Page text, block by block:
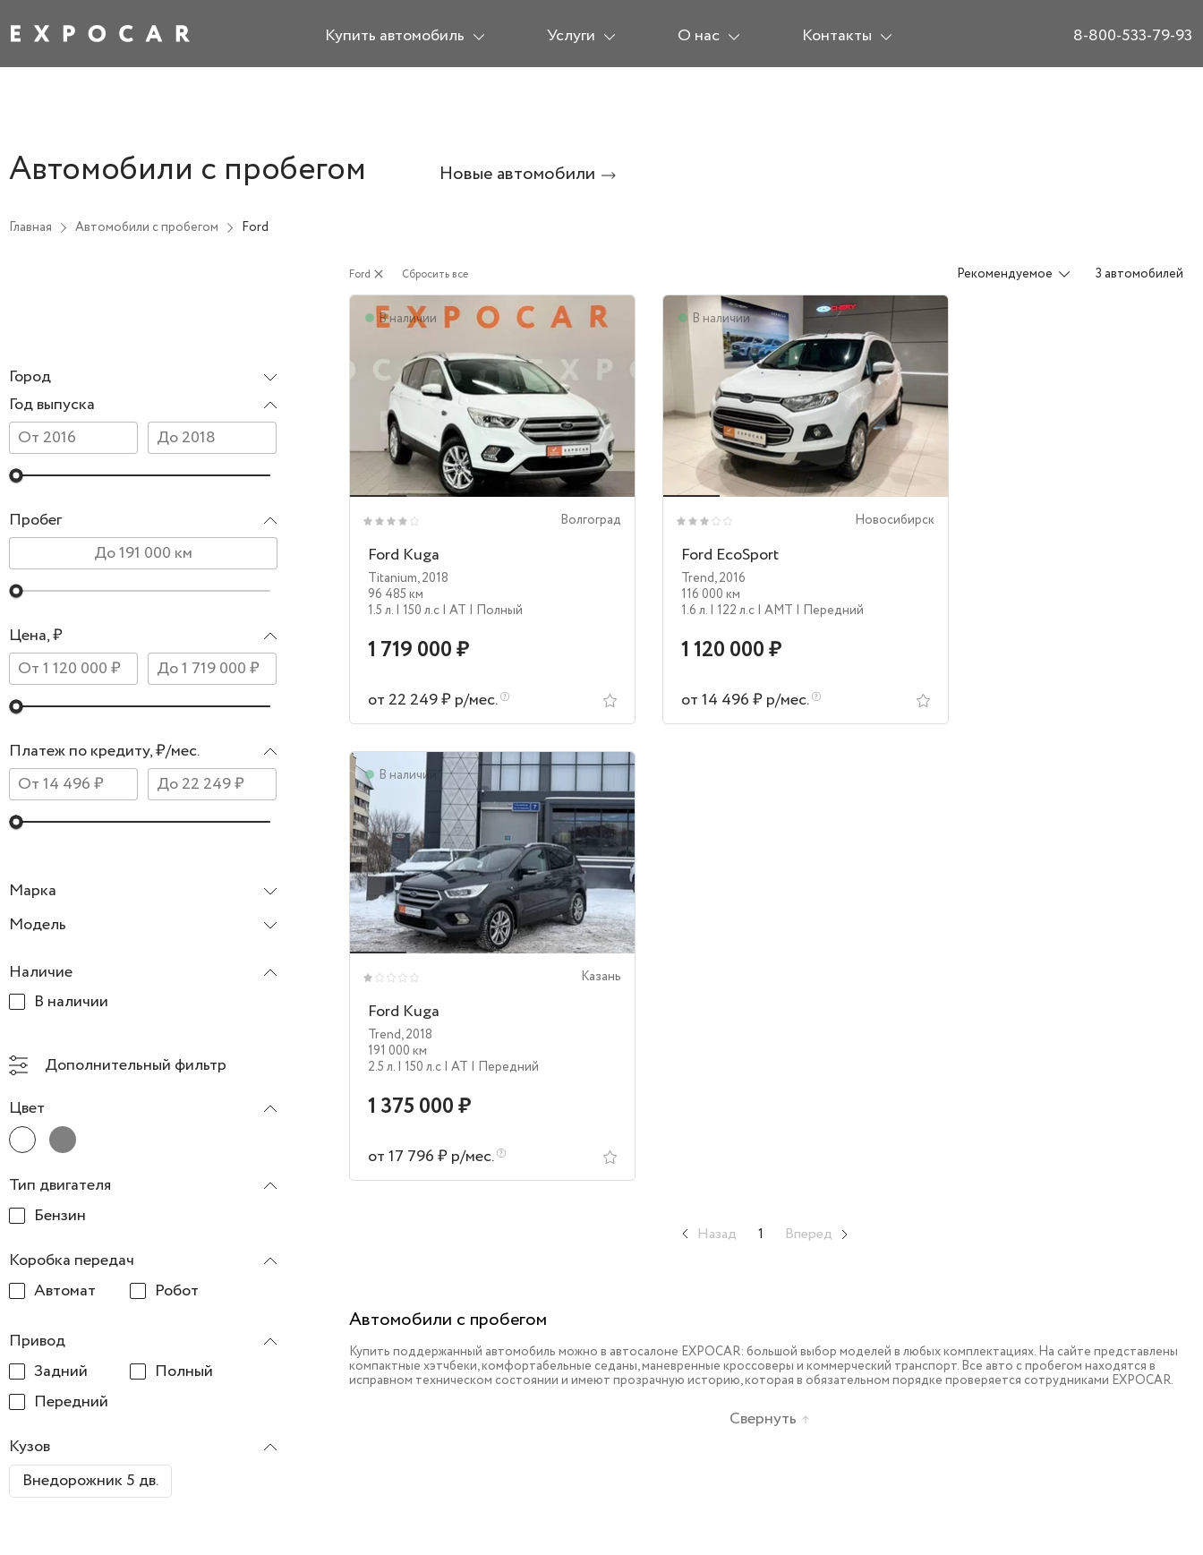
Купить автомобиль Услуги О нас Контакты 8-800-533-79-93
Автомобили с пробегом Новые автомобили
Главная Автомобили с пробегом Ford
Город
Все города
Год выпуска
Пробег
Марка
Модель
Цена, ₽
Платеж по кредиту, ₽/мес.
Наличие
В наличии
Дополнительный фильтр
Цвет
Тип двигателя
Бензин
Коробка передач
Автомат
Робот
Привод
Задний
Полный
Передний
Кузов
Внедорожник 5 дв.
Ford close Сбросить все Рекомендуемое 3 автомобилей
В наличии
Волгоград
Ford Kuga
Titanium,2018
96 485 км
1.5 л. | 150 л.c | AT | Полный
1 719 000 ₽
от 22 249 ₽ р/мес.
В наличии
Новосибирск
Ford EcoSport
Trend,2016
116 000 км
1.6 л. | 122 л.c | AMT | Передний
1 120 000 ₽
от 14 496 ₽ р/мес.
В наличии
Казань
Ford Kuga
Trend,2018
191 000 км
2.5 л. | 150 л.c | AT | Передний
1 375 000 ₽
от 17 796 ₽ р/мес.
Назад 1 Вперед
Автомобили с пробегом
Купить поддержанный автомобиль можно в автосалоне EXPOCAR: большой выбор моделей в любых комплектациях. На сайте представлены
компактные хэтчбеки, комфортабельные седаны, маневренные кроссоверы и коммерческий транспорт. Все авто с пробегом находятся в
исправном техническом состоянии и имеют прозрачную историю, которая в обязательном порядке проверяется сотрудниками EXPOCAR.
Свернуть